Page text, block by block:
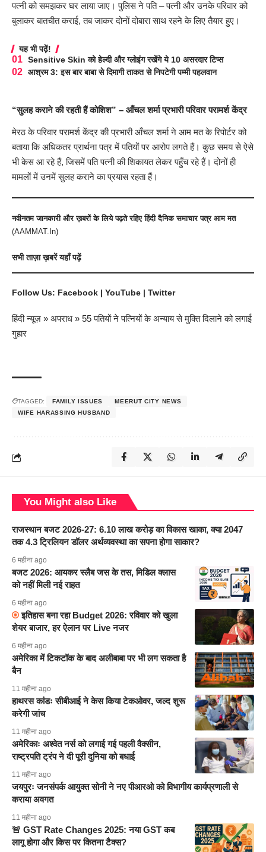
पत्नी को समझकर घर लाया जाए। पुलिस ने पति – पत्नी और उनके परिवार को
बुलाकर बातचीत कराई, तब जाकर दोनों दोबारा साथ रहने के लिए तैयार हुए।
यह भी पढ़ें!
Sensitive Skin को हेल्दी और ग्लोइंग रखेंगे ये 10 असरदार टिप्स
आश्रम 3: इस बार बाबा से दिमागी ताकत से निपटेगी पम्मी पहलवान
“सुलह कराने की रहती हैं कोशिश” – आँचल शर्मा प्रभारी परिवार परामर्श केंद्र
मेरठ के परिवार परामर्श केंद्र की प्रभारी आँचल शर्मा ने आम मतके रिपोर्टर को
बताया कि अधिकतर प्रार्थना पत्र में पतियों पर आरोप लगते हैं। कुछ समय से ऐसे
भी केस आ रहे हैं, जिसमें पति पत्नी की शिकायत लेकर पहुँच रहे हैं। दोनों ही
मामलों में उनमें सुलह कराने का प्रयास रहता हैं।
नवीनतम जानकारी और ख़बरों के लिये पढ़ते रहिए हिंदी दैनिक समाचार पत्र आम मत
(AAMMAT.In)
सभीताज़ा ख़बरेंयहाँ पढ़ें
Follow Us: Facebook | YouTube | Twitter
हिंदी न्यूज़ » अपराध » 55 पतियों ने पत्नियों के अन्याय से मुक्ति दिलाने को लगाई
गुहार
TAGGED: FAMILY ISSUES
MEERUT CITY NEWS
WIFE HARASSING HUSBAND
You Might also Like
राजस्थान बजट 2026-27: 6.10 लाख करोड़ का विकास खाका, क्या 2047
तक 4.3 ट्रिलियन डॉलर अर्थव्यवस्था का सपना होगा साकार?
6 महीना ago
बजट 2026: आयकर स्लैब जस के तस, मिडिल क्लास
को नहीं मिली नई राहत
6 महीना ago
इतिहास बना रहा Budget 2026: रविवार को खुला
शेयर बाजार, हर ऐलान पर Live नजर
6 महीना ago
अमेरिका में टिकटॉक के बाद अलीबाबा पर भी लग सकता है
बैन
11 महीना ago
हाथरस कांडः सीबीआई ने केस किया टेकओवर, जल्द शुरू
करेगी जांच
11 महीना ago
अमेरिकाः अश्वेत नर्स को लगाई गई पहली वैक्सीन,
राष्ट्रपति ट्रंप ने दी पूरी दुनिया को बधाई
11 महीना ago
जयपुरः जनसंपर्क आयुक्त सोनी ने नए पीआरओ को विभागीय कार्यप्रणाली से
कराया अवगत
11 महीना ago
🚨 GST Rate Changes 2025: नया GST कब
लागू होगा और किस पर कितना टैक्स?